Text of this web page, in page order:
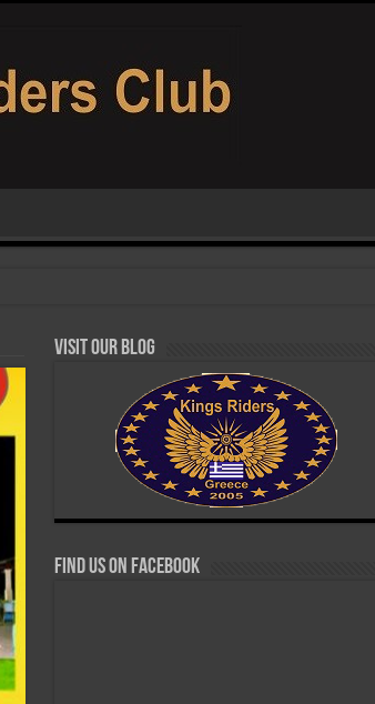
Visit our Blog
Find us on Facebook